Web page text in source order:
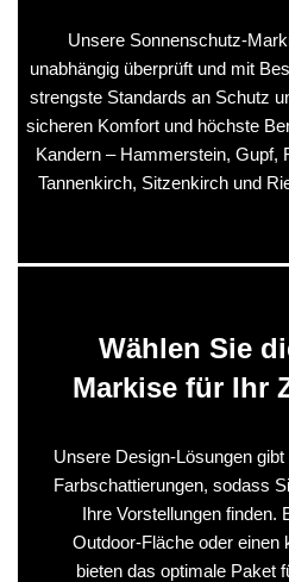
Unsere Sonnenschutz-
unabhängig überprüft und mit
strengste Standards an Schutz
sicheren Komfort und höchste
Kandern – Hammerstein, Gupf,
Tannenkirch, Sitzenkirch und
Wählen Sie
Markise für Ihr
Unsere Design-Lösungen
Farbschattierungen, sodass
Ihre Vorstellungen finden.
Outdoor-Fläche oder einen
bieten das optimale Paket